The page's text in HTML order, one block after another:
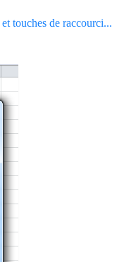
touches de raccourci...